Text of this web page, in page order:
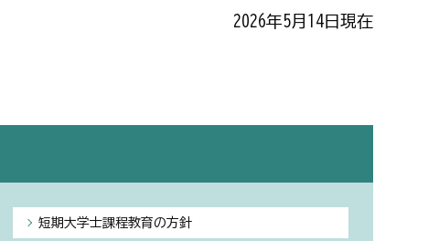
2026年5月14日現在
短期大学士課程教育の方針